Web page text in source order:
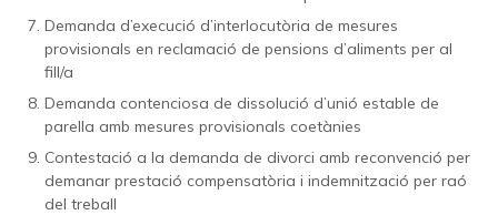
Demanda d’execució d’interlocutòria de mesures
provisionals en reclamació de pensions d’aliments per al
fill/a
Demanda contenciosa de dissolució d’unió estable de
parella amb mesures provisionals coetànies
Contestació a la demanda de divorci amb reconvenció per
demanar prestació compensatòria i indemnització per raó
del treball